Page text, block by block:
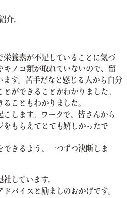
介。
栄養素が不足していることに気づ
キノコ類が取れていないので、留
す。 苦手だなと感じる人から自分
ができることがわかりました。
こともわかりました。
します。
ワークで、皆さんから
をもらえてとても嬉しかったで
できるよう、一つずつ決断しま
しています。
ドバイスと励ましのおかげです。